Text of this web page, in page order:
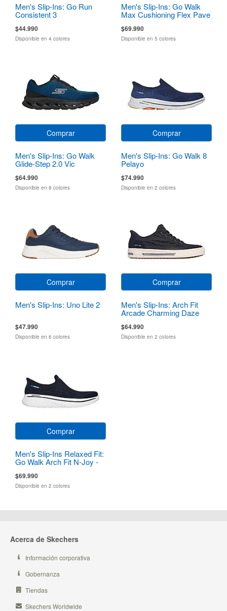
Men's Slip-Ins: Go Run
Consistent 3
$44.990
Disponible en 4 colores
Men's Slip-Ins: Go Walk
Max Cushioning Flex Pave
$69.990
Disponible en 5 colores
Comprar
Men's Slip-Ins: Go Walk
Glide-Step 2.0 Vic
$64.990
Disponible en 8 colores
Comprar
Men's Slip-Ins: Go Walk 8
Pelayo
$74.990
Disponible en 2 colores
Comprar
Men's Slip-Ins: Uno Lite 2
$47.990
Disponible en 6 colores
Comprar
Men's Slip-Ins: Arch Fit
Arcade Charming Daze
$64.990
Disponible en 2 colores
Comprar
Men's Slip-Ins Relaxed Fit:
Go Walk Arch Fit N-Joy -
$69.990
Disponible en 2 colores
Acerca de Skechers
Información corporativa
Gobernanza
Tiendas
Skechers Worldwide